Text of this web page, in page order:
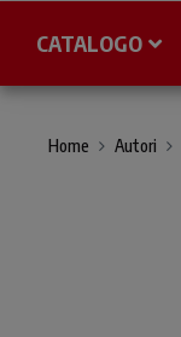
CATALOGO
Home Autori